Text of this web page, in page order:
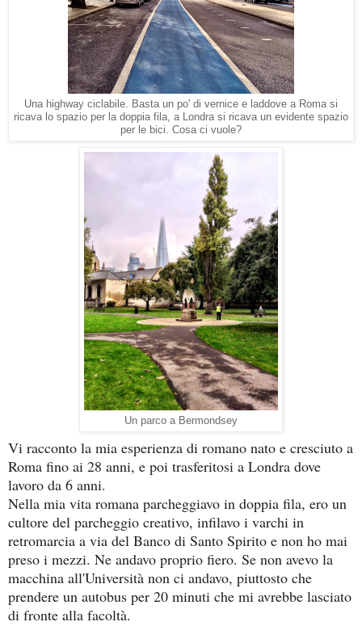
Una highway ciclabile. Basta un po' di vernice e laddove a Roma si
ricava lo spazio per la doppia fila, a Londra si ricava un evidente spazio
per le bici. Cosa ci vuole?
Un parco a Bermondsey
Vi racconto la mia esperienza di romano nato e cresciuto a
Roma fino ai 28 anni, e poi trasferitosi a Londra dove
lavoro da 6 anni.
Nella mia vita romana parcheggiavo in doppia fila, ero un
cultore del parcheggio creativo, infilavo i varchi in
retromarcia a via del Banco di Santo Spirito e non ho mai
preso i mezzi. Ne andavo proprio fiero. Se non avevo la
macchina all'Università non ci andavo, piuttosto che
prendere un autobus per 20 minuti che mi avrebbe lasciato
di fronte alla facoltà.